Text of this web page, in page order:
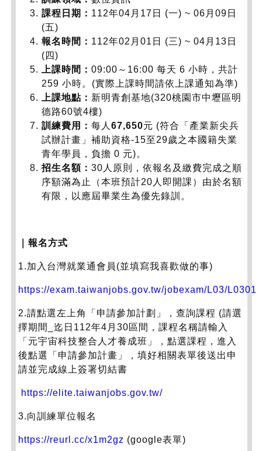
課程日期： 112年04月17日 (一) ~ 06月09日
(五)
報名時間： 112年02月01日 (三) ~ 04月13日
(四)
上課時間：09:00～16:00 每天 6 小時，共計
259 小時。(實際上課時間請依上課通知為準)
上課地點： 新明青創基地(320桃園市中壢區明
德路60號4樓)
訓練費用：每人67,650元 (符合「產業新尖兵
試辦計畫」補助資格-15至29歲之本國籍失業
青年學員，負擔 0 元)。
招生名額：30人原則，依報名及繳費完成之順
序額滿為止（本班預計20人即開課）由於名額
有限，以應屆畢業生為優先錄訓。
｜報名方式
1.加入台灣就業通會員(並填寫我喜歡做的事)
https://exam.taiwanjobs.gov.tw/jobexam/L03/L0301
2.請點選左上角「申請參加計劃」，查詢課程 (請選
擇期間_迄日112年4月30區間，課程名稱請輸入
「元宇宙科技整合人才養成班」，點選課程，進入
後點選「申請參加計畫」，填好相關表單後送出申
請並完成線上簽署切結書
https://elite.taiwanjobs.gov.tw/
3.向訓練單位報名
https://reurl.cc/x1m2gz (google表單)